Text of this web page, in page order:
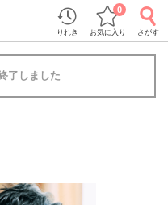
りれき お気に入り
0
さがす
了しました